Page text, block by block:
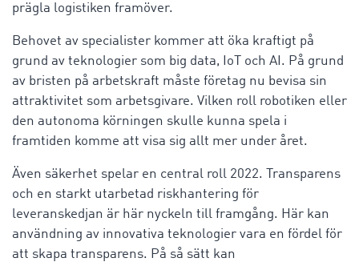
prägla logistiken framöver.
Behovet av specialister kommer att öka kraftigt på
grund av teknologier som big data, IoT och AI. På grund
av bristen på arbetskraft måste företag nu bevisa sin
attraktivitet som arbetsgivare. Vilken roll robotiken eller
den autonoma körningen skulle kunna spela i
framtiden komme att visa sig allt mer under året.
Även säkerhet spelar en central roll 2022. Transparens
och en starkt utarbetad riskhantering för
leveranskedjan är här nyckeln till framgång. Här kan
användning av innovativa teknologier vara en fördel för
att skapa transparens. På så sätt kan